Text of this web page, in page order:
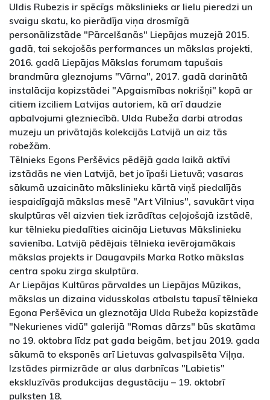
Uldis Rubezis ir spēcīgs mākslinieks ar lielu pieredzi un
svaigu skatu, ko pierādīja viņa drosmīgā
personālizstāde "Pārcelšanās" Liepājas muzejā 2015.
gadā, tai sekojošās performances un mākslas projekti,
2016. gadā Liepājas Mākslas forumam tapušais
brandmūra gleznojums "Vārna", 2017. gadā darinātā
instalācija kopizstādei "Apgaismības nokrišņi" kopā ar
citiem izciliem Latvijas autoriem, kā arī daudzie
apbalvojumi glezniecībā. Ulda Rubeža darbi atrodas
muzeju un privātajās kolekcijās Latvijā un aiz tās
robežām.
Tēlnieks Egons Peršēvics pēdējā gada laikā aktīvi
izstādās ne vien Latvijā, bet jo īpaši Lietuvā; vasaras
sākumā uzaicināto mākslinieku kārtā viņš piedalījās
iespaidīgajā mākslas mesē "Art Vilnius", savukārt viņa
skulptūras vēl aizvien tiek izrādītas ceļojošajā izstādē,
kur tēlnieku piedalīties aicināja Lietuvas Mākslinieku
savienība. Latvijā pēdējais tēlnieka ievērojamākais
mākslas projekts ir Daugavpils Marka Rotko mākslas
centra spoku zirga skulptūra.
Ar Liepājas Kultūras pārvaldes un Liepājas Mūzikas,
mākslas un dizaina vidusskolas atbalstu tapusī tēlnieka
Egona Peršēvica un gleznotāja Ulda Rubeža kopizstāde
"Nekurienes vidū" galerijā "Romas dārzs" būs skatāma
no 19. oktobra līdz pat gada beigām, bet jau 2019. gada
sākumā to eksponēs arī Lietuvas galvaspilsēta Viļņa.
Izstādes pirmizrāde ar alus darbnīcas "Labietis"
ekskluzīvās produkcijas degustāciju – 19. oktobrī
pulksten 18.